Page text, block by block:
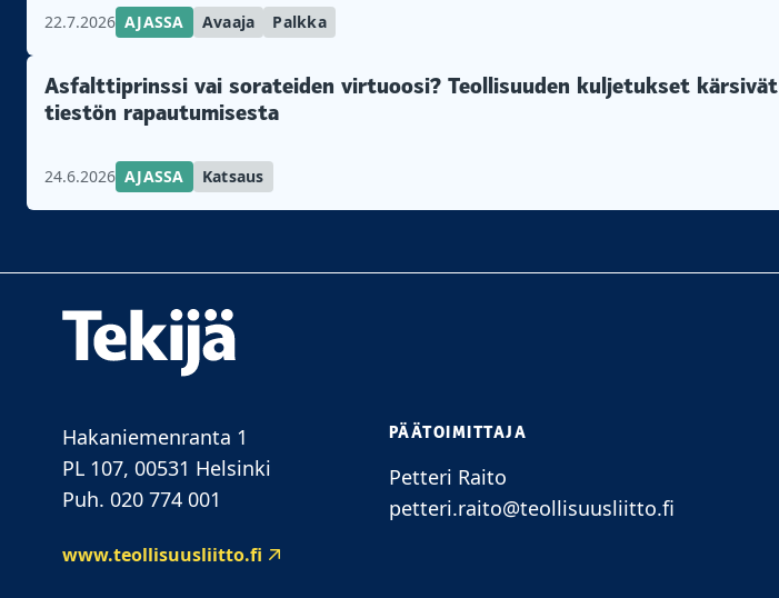
22.7.2026 AJASSA Avaaja Palkka
Asfalttiprinssi vai sorateiden virtuoosi? Teollisuuden kuljetukset kärsivät
tiestön rapautumisesta
24.6.2026 AJASSA Katsaus
Hakaniemenranta 1
PL 107, 00531 Helsinki
Puh. 020 774 001
www.teollisuusliitto.fi
PÄÄTOIMITTAJA
Petteri Raito
petteri.raito@teollisuusliitto.fi